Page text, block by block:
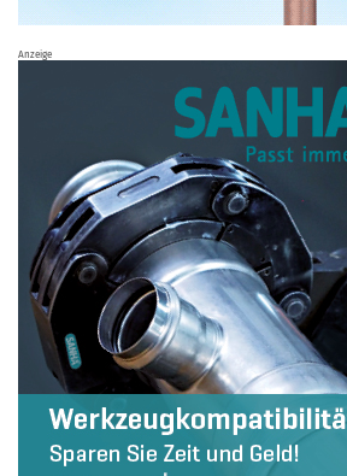
Anzeige